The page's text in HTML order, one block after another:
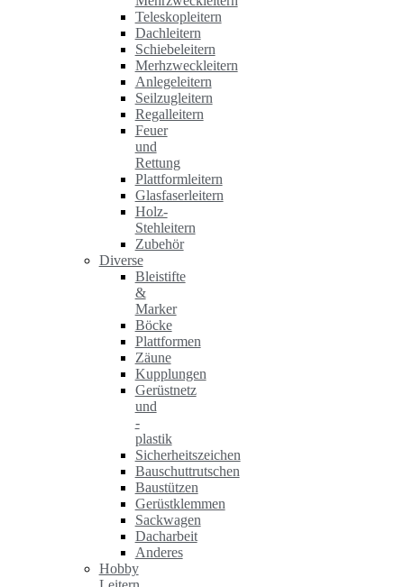
Teleskopleitern
Dachleitern
Schiebeleitern
Merhzweckleitern
Anlegeleitern
Seilzugleitern
Regalleitern
Feuer
und
Rettung
Plattformleitern
Glasfaserleitern
Holz-
Stehleitern
Zubehör
Diverse
Bleistifte
&
Marker
Böcke
Plattformen
Zäune
Kupplungen
Gerüstnetz
und
-
plastik
Sicherheitszeichen
Bauschuttrutschen
Baustützen
Gerüstklemmen
Sackwagen
Dacharbeit
Anderes
Hobby